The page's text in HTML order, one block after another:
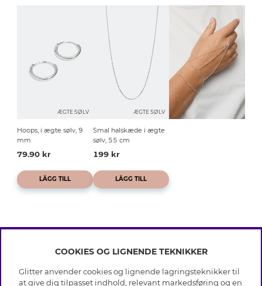
ÆGTE SØLV
Hoops, i ægte sølv, 9
mm
79.90 kr
LÄGG TILL
ÆGTE SØLV
Smal halskæde i ægte
sølv, 55 cm
199 kr
LÄGG TILL
INFO
Betingelser
COOKIES OG LIGNENDE TEKNIKKER
Glitter anvender cookies og lignende lagringsteknikker til
at give dig tilpasset indhold, relevant markedsføring og en